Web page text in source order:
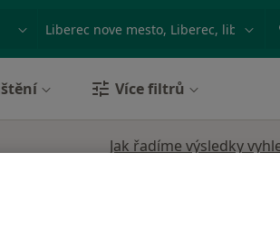
Více filtrů
Jak řadíme výsledky